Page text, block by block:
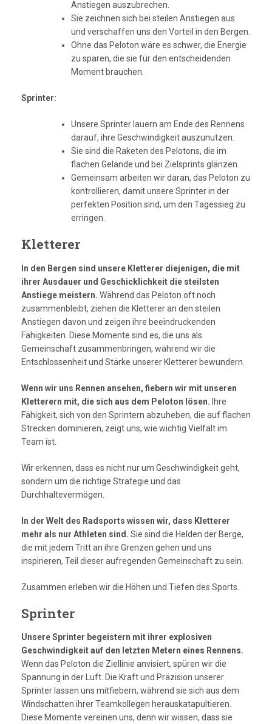
Anstiegen auszubrechen.
Sie zeichnen sich bei steilen Anstiegen aus
und verschaffen uns den Vorteil in den Bergen.
Ohne das Peloton wäre es schwer, die Energie
zu sparen, die sie für den entscheidenden
Moment brauchen.
Sprinter:
Unsere Sprinter lauern am Ende des Rennens
darauf, ihre Geschwindigkeit auszunutzen.
Sie sind die Raketen des Pelotons, die im
flachen Gelände und bei Zielsprints glänzen.
Gemeinsam arbeiten wir daran, das Peloton zu
kontrollieren, damit unsere Sprinter in der
perfekten Position sind, um den Tagessieg zu
erringen.
Kletterer
In den Bergen sind unsere Kletterer diejenigen, die mit
ihrer Ausdauer und Geschicklichkeit die steilsten
Anstiege meistern. Während das Peloton oft noch
zusammenbleibt, ziehen die Kletterer an den steilen
Anstiegen davon und zeigen ihre beeindruckenden
Fähigkeiten. Diese Momente sind es, die uns als
Gemeinschaft zusammenbringen, während wir die
Entschlossenheit und Stärke unserer Kletterer bewundern.
Wenn wir uns Rennen ansehen, fiebern wir mit unseren
Kletterern mit, die sich aus dem Peloton lösen. Ihre
Fähigkeit, sich von den Sprintern abzuheben, die auf flachen
Strecken dominieren, zeigt uns, wie wichtig Vielfalt im
Team ist.
Wir erkennen, dass es nicht nur um Geschwindigkeit geht,
sondern um die richtige Strategie und das
Durchhaltevermögen.
In der Welt des Radsports wissen wir, dass Kletterer
mehr als nur Athleten sind. Sie sind die Helden der Berge,
die mit jedem Tritt an ihre Grenzen gehen und uns
inspirieren, Teil dieser aufregenden Gemeinschaft zu sein.
Zusammen erleben wir die Höhen und Tiefen des Sports.
Sprinter
Unsere Sprinter begeistern mit ihrer explosiven
Geschwindigkeit auf den letzten Metern eines Rennens.
Wenn das Peloton die Ziellinie anvisiert, spüren wir die
Spannung in der Luft. Die Kraft und Präzision unserer
Sprinter lassen uns mitfiebern, während sie sich aus dem
Windschatten ihrer Teamkollegen herauskatapultieren.
Diese Momente vereinen uns, denn wir wissen, dass sie